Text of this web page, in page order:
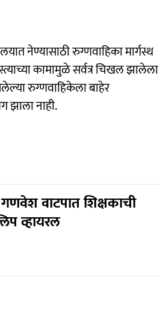
नेण्यासाठी रुग्णवाहिका मार्गस्थ
कामामुळे सर्वत्र चिखल झालेला
रुग्णवाहिकेला बाहेर
झाला नाही.
वाटपात शिक्षकाची
व्हायरल